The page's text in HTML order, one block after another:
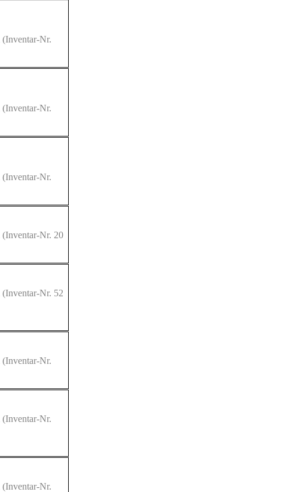
(Inventar-Nr.
(Inventar-Nr.
(Inventar-Nr.
(Inventar-Nr. 20
(Inventar-Nr. 52
(Inventar-Nr.
(Inventar-Nr.
(Inventar-Nr.